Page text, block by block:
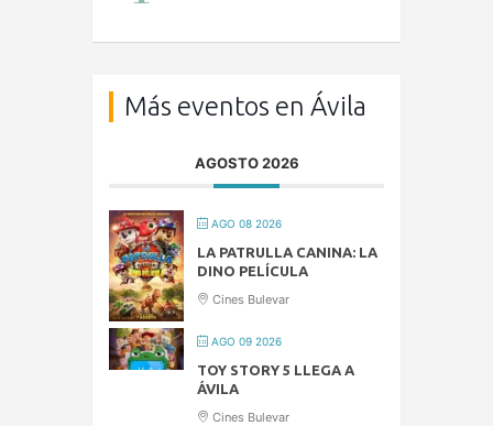
Más eventos en Ávila
AGOSTO 2026
AGO 08 2026
LA PATRULLA CANINA: LA
DINO PELÍCULA
Cines Bulevar
AGO 09 2026
TOY STORY 5 LLEGA A
ÁVILA
Cines Bulevar